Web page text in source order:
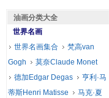
油画分类大全
世界名画
世界名画集合
梵高van
Gogh
莫奈Claude Monet
德加Edgar Degas
亨利·马
蒂斯Henri Matisse
马克·夏